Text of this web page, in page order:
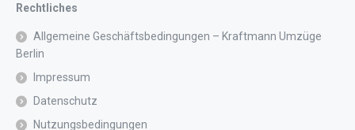
Rechtliches
Allgemeine Geschäftsbedingungen – Kraftmann Umzüge
Berlin
Impressum
Datenschutz
Nutzungsbedingungen